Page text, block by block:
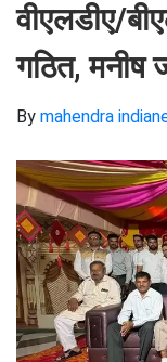
वीएलडीए/
गठित, मनीष
By mahendra